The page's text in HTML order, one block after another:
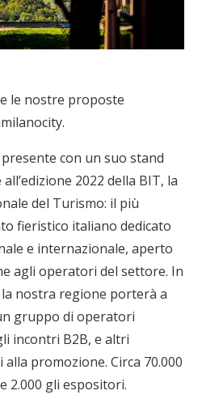
le nostre proposte
con un suo stand
2022 della BIT, la
del Turismo: il più
fieristico italiano dedicato
e internazionale, aperto
agli operatori del settore. In
nostra regione porterà a
gruppo di operatori
incontri B2B, e altri
promozione. Circa 70.000
2.000 gli espositori.